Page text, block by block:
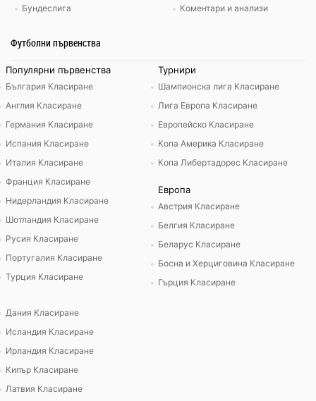
Бундеслига
Коментари и анализи
Футболни първенства
Популярни първенства
България Класиране
Англия Класиране
Германия Класиране
Испания Класиране
Италия Класиране
Франция Класиране
Нидерландия Класиране
Шотландия Класиране
Русия Класиране
Португалия Класиране
Турция Класиране
Турнири
Шампионска лига Класиране
Лига Европа Класиране
Европейско Класиране
Копа Америка Класиране
Копа Либертадорес Класиране
Европа
Австрия Класиране
Белгия Класиране
Беларус Класиране
Босна и Херциговина Класиране
Гърция Класиране
Дания Класиране
Исландия Класиране
Ирландия Класиране
Кипър Класиране
Латвия Класиране